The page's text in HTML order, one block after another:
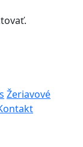
Žeriavové